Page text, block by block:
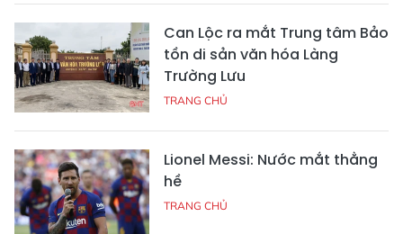
Can Lộc ra mắt Trung tâm Bảo
tồn di sản văn hóa Làng
Trường Lưu
TRANG CHỦ
Lionel Messi: Nước mắt thằng
hề
TRANG CHỦ